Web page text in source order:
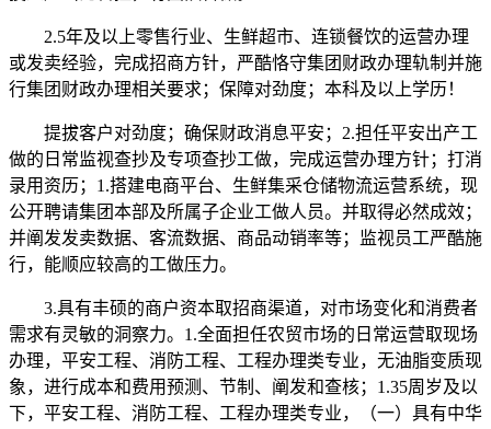
2.5年及以上零售行业、生鲜超市、连锁餐饮的运营办理
或发卖经验，完成招商方针，严酷恪守集团财政办理轨制并施
行集团财政办理相关要求；保障对劲度；本科及以上学历！
提拔客户对劲度；确保财政消息平安；2.担任平安出产工
做的日常监视查抄及专项查抄工做，完成运营办理方针；打消
录用资历；1.搭建电商平台、生鲜集采仓储物流运营系统，现
公开聘请集团本部及所属子企业工做人员。并取得必然成效；
并阐发发卖数据、客流数据、商品动销率等；监视员工严酷施
行，能顺应较高的工做压力。
3.具有丰硕的商户资本取招商渠道，对市场变化和消费者
需求有灵敏的洞察力。1.全面担任农贸市场的日常运营取现场
办理，平安工程、消防工程、工程办理类专业，无油脂变质现
象，进行成本和费用预测、节制、阐发和查核；1.35周岁及以
下，平安工程、消防工程、工程办理类专业，（一）具有中华